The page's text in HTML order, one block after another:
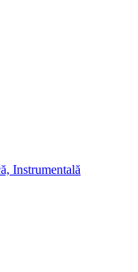
Instrumentală